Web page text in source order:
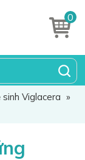
0
Viglacera »